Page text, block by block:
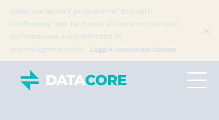
DataCore lancia il programma “Buy with
Confidence” per far fronte all’aumento dei costi
dell’hardware e alle difficoltà di
approvvigionamento
Leggi il comunicato stampa